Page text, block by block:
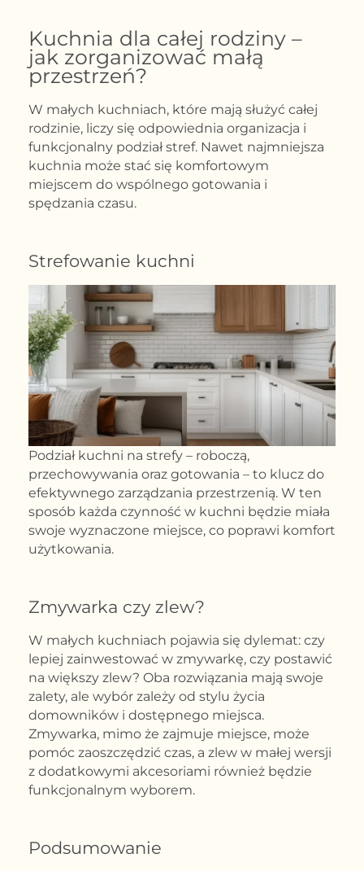
Kuchnia dla całej rodziny –
jak zorganizować małą
przestrzeń?
W małych kuchniach, które mają służyć całej
rodzinie, liczy się odpowiednia organizacja i
funkcjonalny podział stref. Nawet najmniejsza
kuchnia może stać się komfortowym
miejscem do wspólnego gotowania i
spędzania czasu.
Strefowanie kuchni
Podział kuchni na strefy – roboczą,
przechowywania oraz gotowania – to klucz do
efektywnego zarządzania przestrzenią. W ten
sposób każda czynność w kuchni będzie miała
swoje wyznaczone miejsce, co poprawi komfort
użytkowania.
Zmywarka czy zlew?
W małych kuchniach pojawia się dylemat: czy
lepiej zainwestować w zmywarkę, czy postawić
na większy zlew? Oba rozwiązania mają swoje
zalety, ale wybór zależy od stylu życia
domowników i dostępnego miejsca.
Zmywarka, mimo że zajmuje miejsce, może
pomóc zaoszczędzić czas, a zlew w małej wersji
z dodatkowymi akcesoriami również będzie
funkcjonalnym wyborem.
Podsumowanie